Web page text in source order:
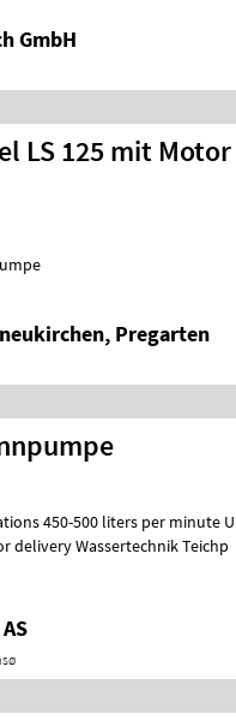
GmbH
LS 125 mit Motor
Pregarten
approx. 27 kg Stored inside Ready for delivery Wassertechnik Teichp